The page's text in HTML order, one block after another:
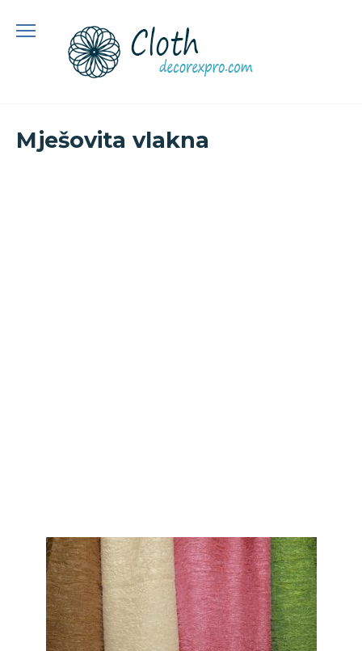
Mješovita vlakna